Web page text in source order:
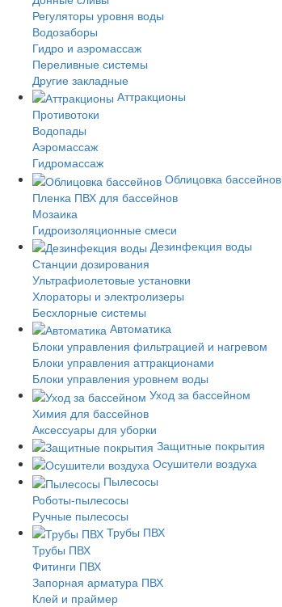
Регуляторы уровня воды
Водозаборы
Гидро и аэромассаж
Переливные системы
Другие закладные
Аттракционы
Противотоки
Водопады
Аэромассаж
Гидромассаж
Облицовка бассейнов
Пленка ПВХ для бассейнов
Мозаика
Гидроизоляционные смеси
Дезинфекция воды
Станции дозирования
Ультрафиолетовые установки
Хлораторы и электролизеры
Бесхлорные системы
Автоматика
Блоки управления фильтрацией и нагревом
Блоки управления аттракционами
Блоки управления уровнем воды
Уход за бассейном
Химия для бассейнов
Аксессуары для уборки
Защитные покрытия
Осушители воздуха
Пылесосы
Роботы-пылесосы
Ручные пылесосы
Трубы ПВХ
Трубы ПВХ
Фитинги ПВХ
Запорная арматура ПВХ
Клей и праймер